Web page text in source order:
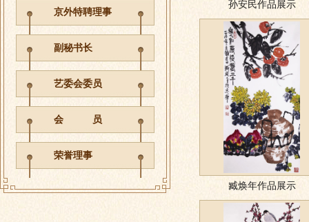
京外特聘理事
副秘书长
艺委会委员
会 员
荣誉理事
孙安民作品展示
臧焕年作品展示